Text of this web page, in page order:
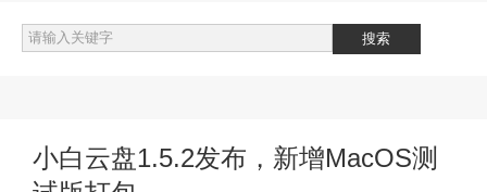
小白云盘1.5.2发布，新增MacOS测